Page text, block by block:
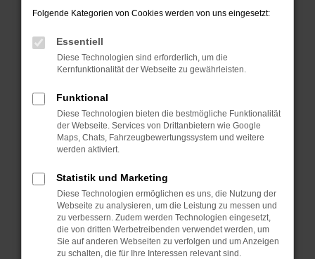
Fehler: Network Error
Beim Laden ist ein Fehler aufgetreten.
Hier sind ein paar Tipps, die dir helfen können:
Überprüfe deine Firewall und deine
Internetverbindung.
Laden andere Webseiten, zum Beispiel deine
Suchmaschine?
Manche Erweiterungen, wie Werbeblocker,
können das Laden bestimmter Seiten
verhindern. Funktioniert die Seite in einem
anderen Browser oder in einem privaten
Fenster?
Folgende Kategorien von Cookies werden von uns eingesetzt:
Essentiell
Diese Technologien sind erforderlich, um die
Kernfunktionalität der Webseite zu gewährleisten.
Funktional
Diese Technologien bieten die bestmögliche Funktionalität
der Webseite. Services von Drittanbietern wie Google
Maps, Chats, Fahrzeugbewertungssystem und weitere
werden aktiviert.
Statistik und Marketing
Diese Technologien ermöglichen es uns, die Nutzung der
Webseite zu analysieren, um die Leistung zu messen und
zu verbessern. Zudem werden Technologien eingesetzt,
die von dritten Werbetreibenden verwendet werden, um
Sie auf anderen Webseiten zu verfolgen und um Anzeigen
zu schalten, die für Ihre Interessen relevant sind.